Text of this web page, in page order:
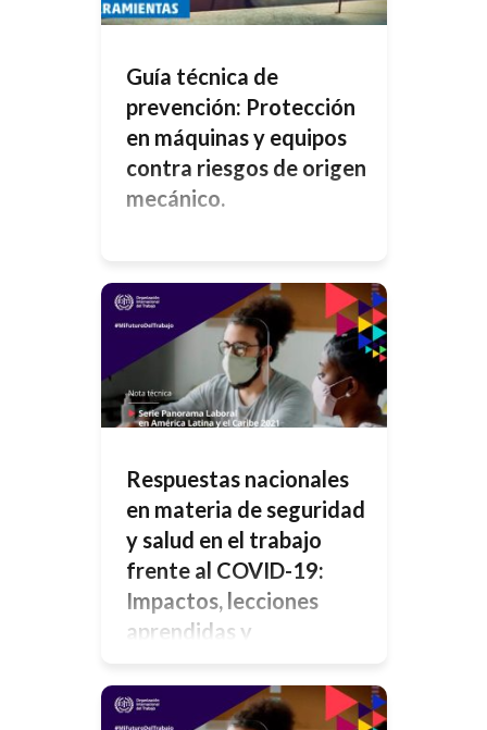
Guía técnica de
prevención: Protección
en máquinas y equipos
contra riesgos de origen
mecánico.
máquinas deben estar asociados al
riesgo que pudieran generar, con el
objetivo de eliminar o reducir la
posibilidad de ocurrencia de un
accidente. Estos sistemas deben
implementarse en forma conjunta
con la supervisión del servicio de
higiene y seguridad, el
entrenamiento de los trabajadores
Respuestas nacionales
en materia de seguridad
y salud en el trabajo
frente al COVID-19:
Impactos, lecciones
aprendidas y
futuro. Parte 5